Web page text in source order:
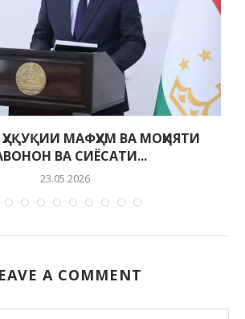
МАФҲУМ ВА МОҲИЯТИ
ВА СИЁСАТИ...
23.05.2026
A COMMENT